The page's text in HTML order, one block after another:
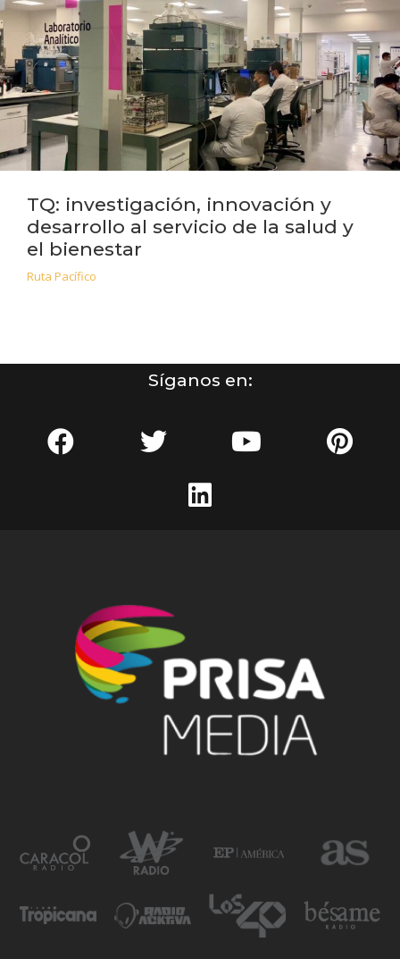
TQ: investigación, innovación y
desarrollo al servicio de la salud y
el bienestar
Ruta Pacífico
Síganos en: